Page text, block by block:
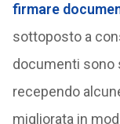
firmare
sottoposto a
documenti sono
recependo
migliorata in